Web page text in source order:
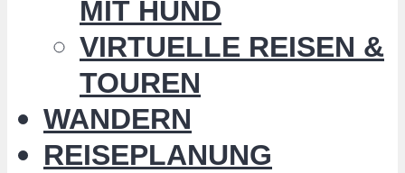
MIT HUND
VIRTUELLE REISEN &
TOUREN
WANDERN
REISEPLANUNG